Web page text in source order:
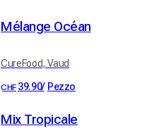
Mélange Océan
CureFood, Vaud
CHF 39.90/ Pezzo
Mix Tropicale